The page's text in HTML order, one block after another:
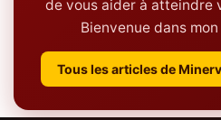
de vous aider à atteindre
Bienvenue dans
Tous les articles de